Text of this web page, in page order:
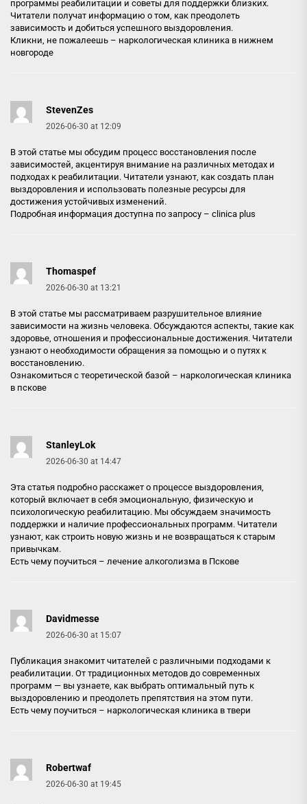
программы реабилитации и советы для поддержки близких.
Читатели получат информацию о том, как преодолеть
зависимость и добиться успешного выздоровления.
Кликни, не пожалеешь – наркологическая клиника в нижнем
новгороде
StevenZes
2026-06-30 at 12:09
В этой статье мы обсудим процесс восстановления после
зависимостей, акцентируя внимание на различных методах и
подходах к реабилитации. Читатели узнают, как создать план
выздоровления и использовать полезные ресурсы для
достижения устойчивых изменений.
Подробная информация доступна по запросу – clinica plus
Thomaspef
2026-06-30 at 13:21
В этой статье мы рассматриваем разрушительное влияние
зависимости на жизнь человека. Обсуждаются аспекты, такие как
здоровье, отношения и профессиональные достижения. Читатели
узнают о необходимости обращения за помощью и о путях к
восстановлению.
Ознакомиться с теоретической базой – наркологическая клиника
в пскове
StanleyLok
2026-06-30 at 14:47
Эта статья подробно расскажет о процессе выздоровления,
который включает в себя эмоциональную, физическую и
психологическую реабилитацию. Мы обсуждаем значимость
поддержки и наличие профессиональных программ. Читатели
узнают, как строить новую жизнь и не возвращаться к старым
привычкам.
Есть чему поучиться – лечение алкоголизма в Пскове
Davidmesse
2026-06-30 at 15:07
Публикация знакомит читателей с различными подходами к
реабилитации. От традиционных методов до современных
программ — вы узнаете, как выбрать оптимальный путь к
выздоровлению и преодолеть препятствия на этом пути.
Есть чему поучиться – наркологическая клиника в твери
Robertwaf
2026-06-30 at 19:45